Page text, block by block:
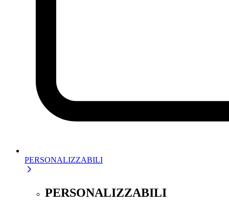
PERSONALIZZABILI
PERSONALIZZABILI